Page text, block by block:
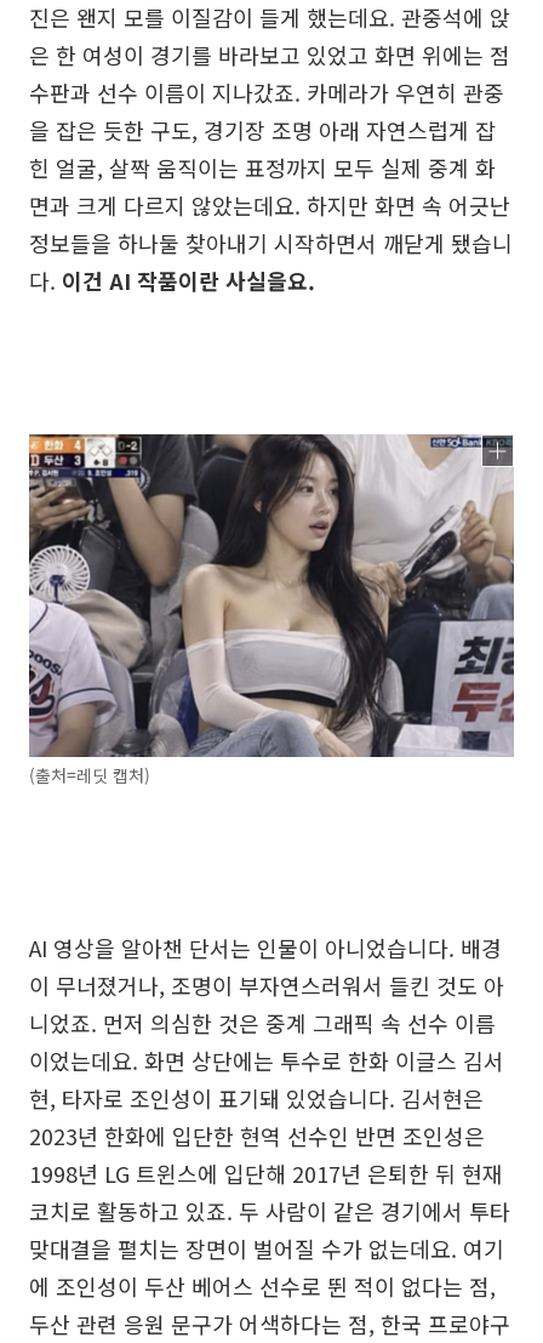
진은 왠지 모를 이질감이 들게 했는데요. 관중석에 앉
은 한 여성이 경기를 바라보고 있었고 화면 위에는 점
수판과 선수 이름이 지나갔죠. 카메라가 우연히 관중
을 잡은 듯한 구도, 경기장 조명 아래 자연스럽게 잡
힌 얼굴, 살짝 움직이는 표정까지 모두 실제 중계 화
면과 크게 다르지 않았는데요. 하지만 화면 속 어긋난
정보들을 하나둘 찾아내기 시작하면서 깨닫게 됐습니
다. 이건 AI 작품이란 사실을요.
(출처=레딧 캡처)
AI 영상을 알아챈 단서는 인물이 아니었습니다. 배경
이 무너졌거나, 조명이 부자연스러워서 들킨 것도 아
니었죠. 먼저 의심한 것은 중계 그래픽 속 선수 이름
이었는데요. 화면 상단에는 투수로 한화 이글스 김서
현, 타자로 조인성이 표기돼 있었습니다. 김서현은
2023년 한화에 입단한 현역 선수인 반면 조인성은
1998년 LG 트윈스에 입단해 2017년 은퇴한 뒤 현재
코치로 활동하고 있죠. 두 사람이 같은 경기에서 투타
맞대결을 펼치는 장면이 벌어질 수가 없는데요. 여기
에 조인성이 두산 베어스 선수로 뛴 적이 없다는 점,
두산 관련 응원 문구가 어색하다는 점, 한국 프로야구